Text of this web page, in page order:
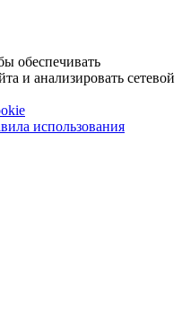
обеспечивать
и анализировать сетевой
использования